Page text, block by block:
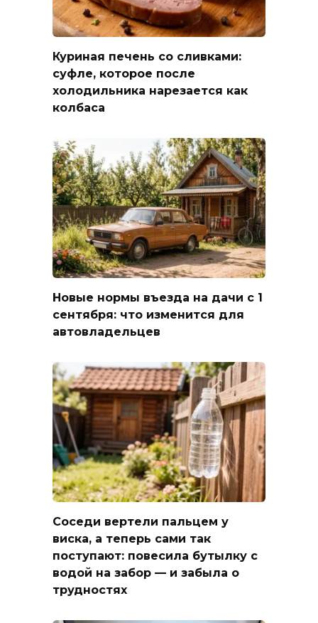
Куриная печень со сливками:
суфле, которое после
холодильника нарезается как
колбаса
Новые нормы въезда на дачи с 1
сентября: что изменится для
автовладельцев
Соседи вертели пальцем у
виска, а теперь сами так
поступают: повесила бутылку с
водой на забор — и забыла о
трудностях